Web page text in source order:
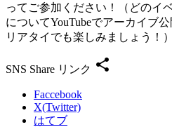
ってご参加ください！（どのイ
についてYouTubeでアーカイブ
リアタイでも楽しみましょう！）
SNS Share リンク
Faccebook
X(Twitter)
はてブ